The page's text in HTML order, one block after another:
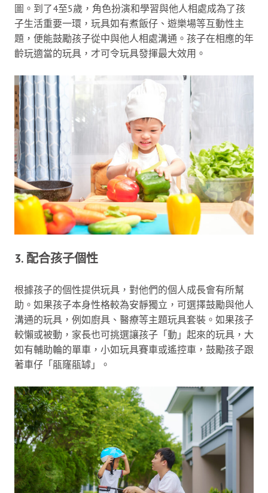
圖。到了4至5歲，角色扮演和學習與他人相處成為了孩
子生活重要一環，玩具如有煮飯仔、遊樂場等互動性主
題，便能鼓勵孩子從中與他人相處溝通。孩子在相應的年
齡玩適當的玩具，才可令玩具發揮最大效用。
3. 配合孩子個性
根據孩子的個性提供玩具，對他們的個人成長會有所幫
助。如果孩子本身性格較為安靜獨立，可選擇鼓勵與他人
溝通的玩具，例如廚具、醫療等主題玩具套裝。如果孩子
較懶或被動，家長也可挑選讓孩子「動」起來的玩具，大
如有輔助輪的單車，小如玩具賽車或遙控車，鼓勵孩子跟
著車仔「瓹窿瓹罅」。